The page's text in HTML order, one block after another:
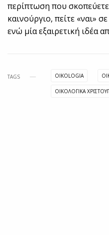
περίπτωση που
καινούργιο, πείτε «ναι»
ενώ μία εξαιρετική ιδέα
TAGS OIKOLOGIA
ΟΙΚΟΛΟΓΙΚΑ